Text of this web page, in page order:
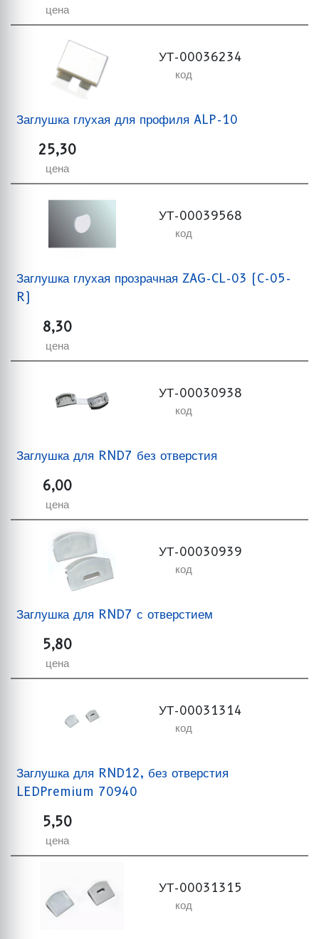
цена
УТ-00036234
код
Заглушка глухая для профиля ALP-10
25,30
цена
УТ-00039568
код
Заглушка глухая прозрачная ZAG-CL-03 (C-05-
R)
8,30
цена
УТ-00030938
код
Заглушка для RND7 без отверстия
6,00
цена
УТ-00030939
код
Заглушка для RND7 с отверстием
5,80
цена
УТ-00031314
код
Заглушка для RND12, без отверстия
LEDPremium 70940
5,50
цена
УТ-00031315
код